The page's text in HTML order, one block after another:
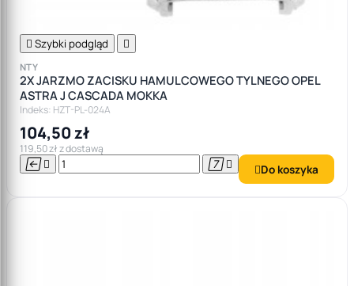
 Szybki podgląd 
NTY
2X JARZMO ZACISKU HAMULCOWEGO TYLNEGO OPEL
ASTRA J CASCADA MOKKA
Indeks: HZT-PL-024A
104,50 zł
119,50 zł z dostawą
    Do koszyka